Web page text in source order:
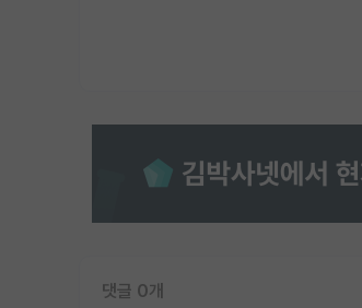
댓글 0개